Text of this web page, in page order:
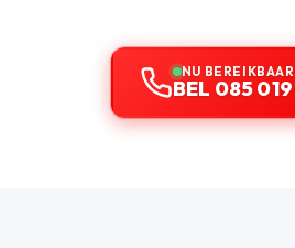
NU BEREIKBAAR
BEL 085